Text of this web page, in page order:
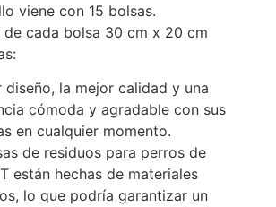
viene con 15 bolsas.
de cada bolsa 30 cm x 20 cm
diseño, la mejor calidad y una
cómoda y agradable con sus
en cualquier momento.
de residuos para perros de
están hechas de materiales
lo que podría garantizar un